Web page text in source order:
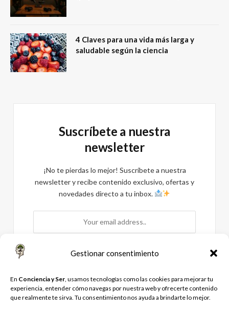
Gestionar consentimiento
En Conciencia y Ser, usamos tecnologías como las cookies para mejorar tu
experiencia, entender cómo navegas por nuestra web y ofrecerte contenido
que realmente te sirva. Tu consentimiento nos ayuda a brindarte lo mejor.
4 Claves para una vida más larga y
saludable según la ciencia
Suscríbete a nuestra
newsletter
¡No te pierdas lo mejor! Suscríbete a nuestra
newsletter y recibe contenido exclusivo, ofertas y
novedades directo a tu inbox.
Al registrarte, aceptas nuestros términos y el acuerdo
de Política de Privacidad